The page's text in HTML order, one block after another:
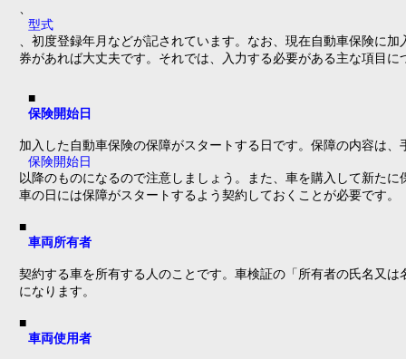
型式
、初度登録年月などが記されています。なお、現在自動車保険に
券があれば大丈夫です。それでは、入力する必要がある主な項目に
■
保険開始日
加入した自動車保険の保障がスタートする日です。保障の内容は、
保険開始日
以降のものになるので注意しましょう。また、車を購入して新た
車の日には保障がスタートするよう契約しておくことが必要です。
■
車両所有者
契約する車を所有する人のことです。車検証の「所有者の氏名又
になります。
■
車両使用者